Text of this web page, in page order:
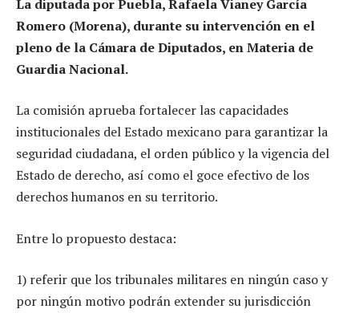
La diputada por Puebla, Rafaela Vianey García
Romero (Morena), durante su intervención en el
pleno de la Cámara de Diputados, en Materia de
Guardia Nacional.
La comisión aprueba fortalecer las capacidades
institucionales del Estado mexicano para garantizar la
seguridad ciudadana, el orden público y la vigencia del
Estado de derecho, así como el goce efectivo de los
derechos humanos en su territorio.
Entre lo propuesto destaca:
1) referir que los tribunales militares en ningún caso y
por ningún motivo podrán extender su jurisdicción